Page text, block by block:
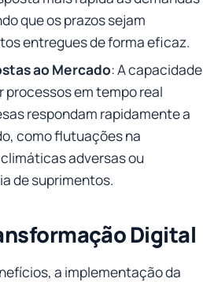
que os prazos sejam
entregues de forma eficaz.
ao Mercado: A capacidade
processos em tempo real
respondam rapidamente a
como flutuações na
adversas ou
de suprimentos.
Digital
a implementação da